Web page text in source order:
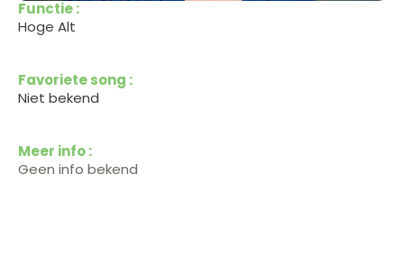
Functie :
Hoge Alt
Favoriete song :
Niet bekend
Meer info :
Geen info bekend